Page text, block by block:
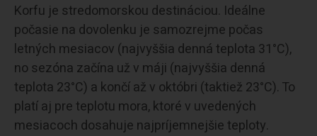
Korfu je stredomorskou destináciou. Ideálne
počasie na dovolenku je samozrejme počas
letných mesiacov (najvyššia denná teplota 31°C),
no sezóna začína už v máji (najvyššia denná
teplota 23°C) a končí až v októbri (taktiež 23°C). To
platí aj pre teplotu mora, ktoré v uvedených
mesiacoch dosahuje najpríjemnejšie teploty.